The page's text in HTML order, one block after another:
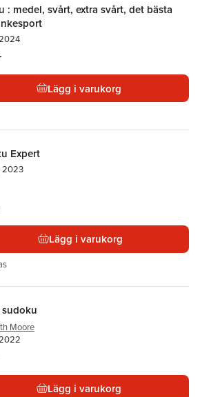
: medel, svårt, extra svårt, det bästa
Lägg i varukorg
Expert
2023
Lägg i varukorg
Moore
Lägg i varukorg